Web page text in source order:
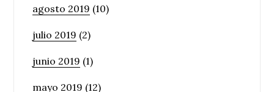
agosto 2019 (10)
julio 2019 (2)
junio 2019 (1)
mayo 2019 (12)